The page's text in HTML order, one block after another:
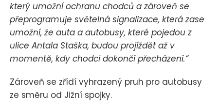
který umožní ochranu chodců a zároveň se
přeprogramuje světelná signalizace, která zase
umožní, že auta a autobusy, které pojedou z
ulice Antala Staška, budou projíždět až v
momentě, kdy chodci dokončí přecházení.“
Zároveň se zřídí vyhrazený pruh pro autobusy
ze směru od Jižní spojky.